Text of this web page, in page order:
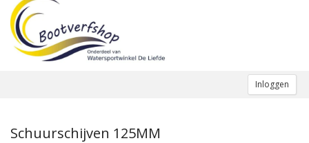
Inloggen
Schuurschijven 125MM